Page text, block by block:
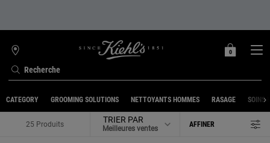
Recherche
TROUVER
UNE
BOUTIQUE
MON
0
0 PRODUIT
CATEGORY GROOMING SOLUTIONS NETTOYANTS HOMMES RASAGE SOINS
25 Produits TRIER PAR AFFINER
MENU DE FILTRAGE